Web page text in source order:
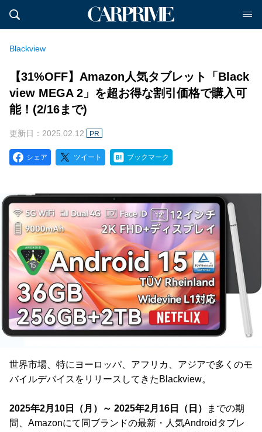
Blackview
【31%OFF】Amazon人気タブレット「Black
view MEGA 2」を超お得な割引価格で購入可
能！(2/16まで)
更新日：2025.02.12 PR
シェア ツイート ブックマーク
世界市場、特にヨーロッパ、アフリカ、アジアで多くのモ
バイルデバイスをリリースしてきたBlackview。
2025年2月10日（月）～ 2025年2月16日（日）
までの期
間、Amazonにて同ブランドの最新・人気Androidタブレ